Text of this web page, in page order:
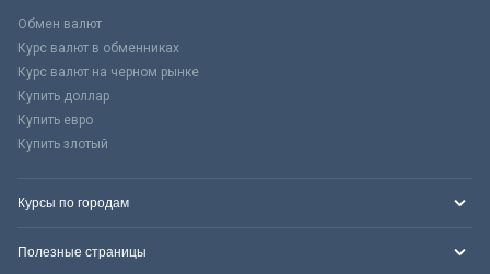
Обмен валют
Курс валют в обменниках
Курс валют на черном рынке
Купить доллар
Купить евро
Купить злотый
Курсы по городам
Полезные страницы